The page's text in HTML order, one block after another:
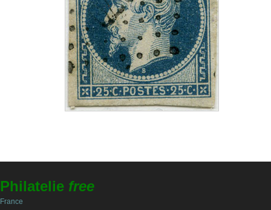
Philatelie free
France